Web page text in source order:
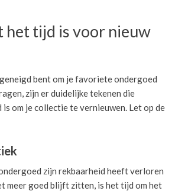
het tijd is voor nieuw
bent om je favoriete ondergoed
zijn er duidelijke tekenen die
om je collectie te vernieuwen. Let op de
zijn rekbaarheid heeft verloren
meer goed blijft zitten, is het tijd om het